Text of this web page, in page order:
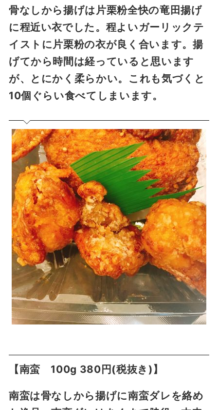
骨なしから揚げは片栗粉全快の竜田揚げ
に程近い衣でした。程よいガーリックテ
イストに片栗粉の衣が良く合います。揚
げてから時間は経っていると思います
が、とにかく柔らかい。これも気づくと
10個ぐらい食べてしまいます。
【南蛮 100g 380円(税抜き)】
南蛮は骨なしから揚げに南蛮ダレを絡め